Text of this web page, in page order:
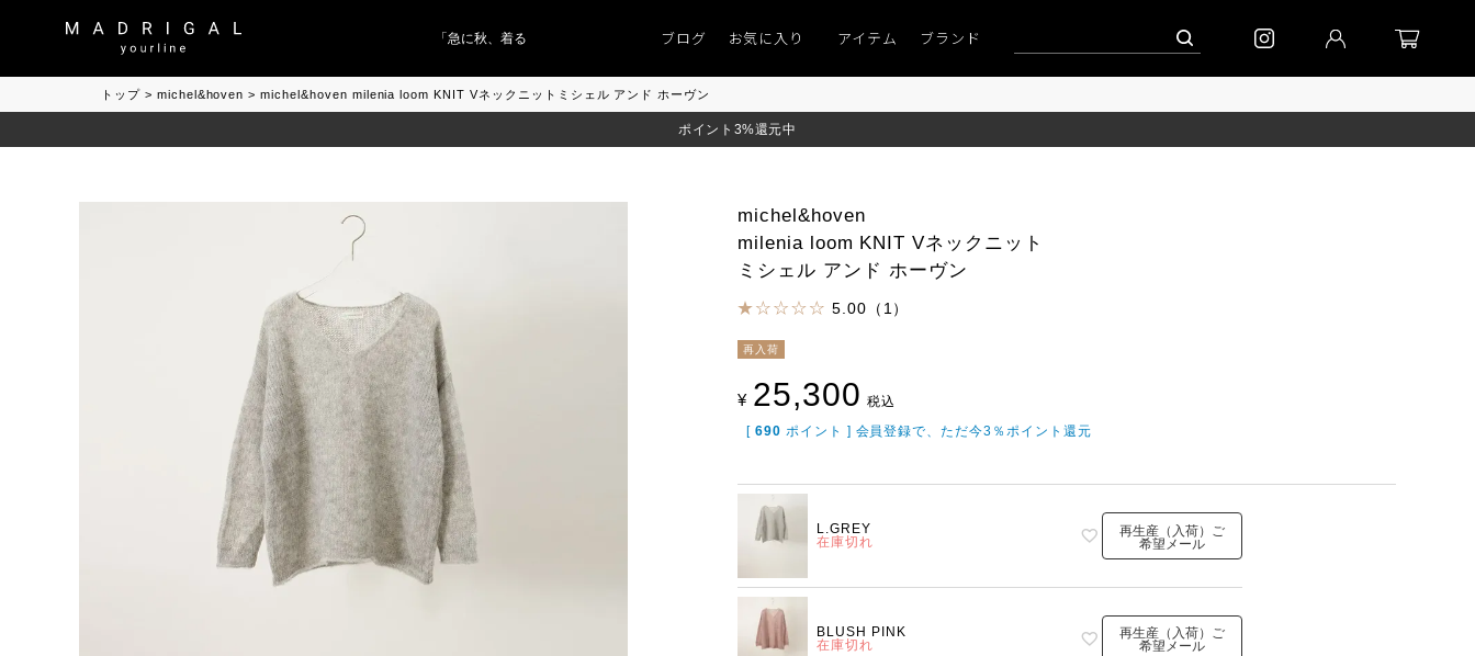
「急に秋、着るものがない」 「キレイなニット」 ポイント9％「マンスリーポイントキャンペーン」 予約│「エッグジャケット GREY」
ブログ お気に入り アイテム ブランド
トップ michel&hoven michel&hoven milenia loom KNIT Vネックニットミシェル アンド ホーヴン
ポイント3%還元中
michel&hoven
milenia loom KNIT Vネックニット
ミシェル アンド ホーヴン
5.00（1）
再入荷
¥ 25,300 税込
[ 690 ポイント ] 会員登録で、ただ今3％ポイント還元
L.GREY
在庫切れ
再生産（入荷）ご
希望メール
BLUSH PINK
在庫切れ
再生産（入荷）ご
希望メール